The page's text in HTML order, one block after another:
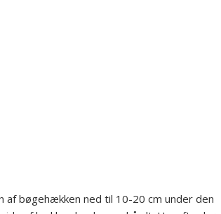
bøgehækken ned til 10-20 cm under den